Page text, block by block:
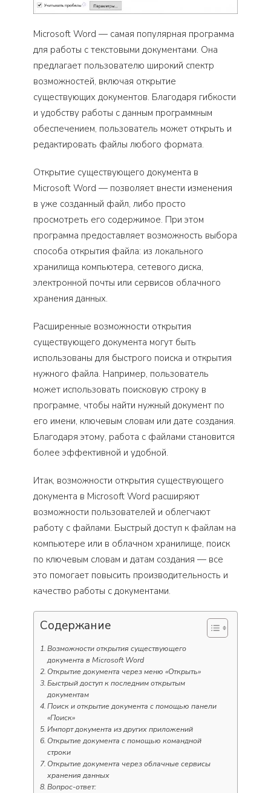
Microsoft Word — самая популярная программа
для работы с текстовыми документами. Она
предлагает пользователю широкий спектр
возможностей, включая открытие
существующих документов. Благодаря гибкости
и удобству работы с данным программным
обеспечением, пользователь может открыть и
редактировать файлы любого формата.
Открытие существующего документа в
Microsoft Word — позволяет внести изменения
в уже созданный файл, либо просто
просмотреть его содержимое. При этом
программа предоставляет возможность выбора
способа открытия файла: из локального
хранилища компьютера, сетевого диска,
электронной почты или сервисов облачного
хранения данных.
Расширенные возможности открытия
существующего документа могут быть
использованы для быстрого поиска и открытия
нужного файла. Например, пользователь
может использовать поисковую строку в
программе, чтобы найти нужный документ по
его имени, ключевым словам или дате создания.
Благодаря этому, работа с файлами становится
более эффективной и удобной.
Итак, возможности открытия существующего
документа в Microsoft Word расширяют
возможности пользователей и облегчают
работу с файлами. Быстрый доступ к файлам на
компьютере или в облачном хранилище, поиск
по ключевым словам и датам создания — все
это помогает повысить производительность и
качество работы с документами.
Содержание
Возможности открытия существующего
документа в Microsoft Word
Открытие документа через меню «Открыть»
Быстрый доступ к последним открытым
документам
Поиск и открытие документа с помощью панели
«Поиск»
Импорт документа из других приложений
Открытие документа с помощью командной
строки
Открытие документа через облачные сервисы
хранения данных
Вопрос-ответ: